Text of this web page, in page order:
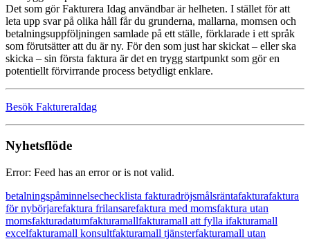
Det som gör Fakturera Idag användbar är helheten. I stället för att
leta upp svar på olika håll får du grunderna, mallarna, momsen och
betalningsuppföljningen samlade på ett ställe, förklarade i ett språk
som förutsätter att du är ny. För den som just har skickat – eller ska
skicka – sin första faktura är det en trygg startpunkt som gör en
potentiellt förvirrande process betydligt enklare.
Besök FaktureraIdag
Nyhetsflöde
Error: Feed has an error or is not valid.
betalningspåminnelsechecklista fakturadröjsmålsräntafakturafaktura
för nybörjarefaktura frilansarefaktura med momsfaktura utan
momsfakturadatumfakturamallfakturamall att fylla ifakturamall
excelfakturamall konsultfakturamall tjänsterfakturamall utan